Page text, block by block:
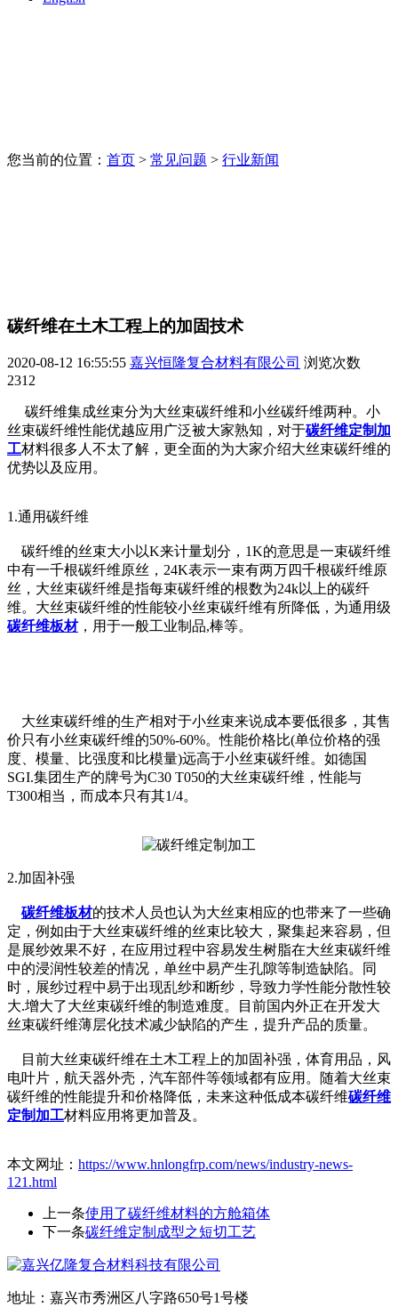
您当前的位置： 首页 > 常见问题 > 行业新闻
碳纤维在土木工程上的加固技术
2020-08-12 16:55:55 嘉兴恒隆复合材料有限公司 浏览次数
2312
碳纤维集成丝束分为大丝束碳纤维和小丝碳纤维两种。小
丝束碳纤维性能优越应用广泛被大家熟知，对于碳纤维定制加
工材料很多人不太了解，更全面的为大家介绍大丝束碳纤维的
优势以及应用。
1.通用碳纤维
碳纤维的丝束大小以K来计量划分，1K的意思是一束碳纤维
中有一千根碳纤维原丝，24K表示一束有两万四千根碳纤维原
丝，大丝束碳纤维是指每束碳纤维的根数为24k以上的碳纤
维。大丝束碳纤维的性能较小丝束碳纤维有所降低，为通用级
碳纤维板材，用于一般工业制品,棒等。
大丝束碳纤维的生产相对于小丝束来说成本要低很多，其售
价只有小丝束碳纤维的50%-60%。性能价格比(单位价格的强
度、模量、比强度和比模量)远高于小丝束碳纤维。如德国
SGI.集团生产的牌号为C30 T050的大丝束碳纤维，性能与
T300相当，而成本只有其1/4。
2.加固补强
碳纤维板材的技术人员也认为大丝束相应的也带来了一些确
定，例如由于大丝束碳纤维的丝束比较大，聚集起来容易，但
是展纱效果不好，在应用过程中容易发生树脂在大丝束碳纤维
中的浸润性较差的情况，单丝中易产生孔隙等制造缺陷。同
时，展纱过程中易于出现乱纱和断纱，导致力学性能分散性较
大.增大了大丝束碳纤维的制造难度。目前国内外正在开发大
丝束碳纤维薄层化技术减少缺陷的产生，提升产品的质量。
目前大丝束碳纤维在土木工程上的加固补强，体育用品，风
电叶片，航天器外壳，汽车部件等领域都有应用。随着大丝束
碳纤维的性能提升和价格降低，未来这种低成本碳纤维碳纤维
定制加工材料应用将更加普及。
本文网址： https://www.hnlongfrp.com/news/industry-news-
121.html
上一条使用了碳纤维材料的方舱箱体
下一条碳纤维定制成型之短切工艺
地址：嘉兴市秀洲区八字路650号1号楼